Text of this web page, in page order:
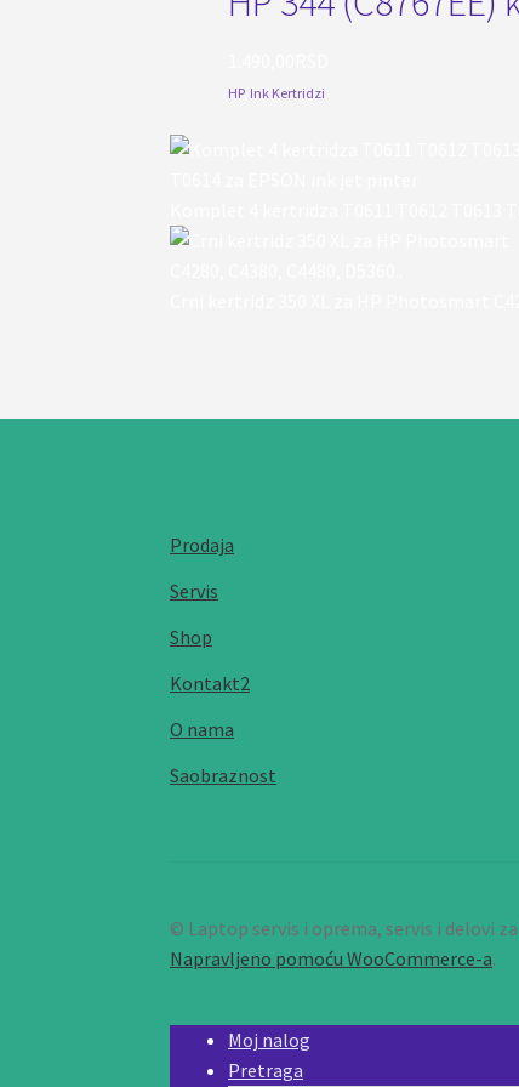
HP, Ink Kertridzi
Prodaja
Servis
Shop
Kontakt2
O nama
Saobraznost
© Laptop servis i oprema, servis i delovi
Napravljeno pomoću WooCommerce-a.
Moj nalog
Pretraga